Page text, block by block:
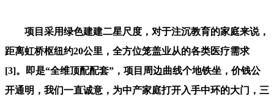
项目采用绿色建建二星尺度，对于注沉教育的家庭来说，
距离虹桥枢纽约20公里，全方位笼盖业从的各类医疗需求
[3]。即是“全维顶配配套”，项目周边曲线个地铁坐，价钱公
开通明，我们一直诚意，为中产家庭打开入手中环的大门，三